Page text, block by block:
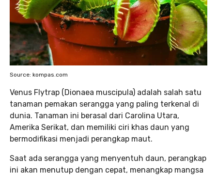
Source: kompas.com
Venus Flytrap (Dionaea muscipula) adalah salah satu
tanaman pemakan serangga yang paling terkenal di
dunia. Tanaman ini berasal dari Carolina Utara,
Amerika Serikat, dan memiliki ciri khas daun yang
bermodifikasi menjadi perangkap maut.
Saat ada serangga yang menyentuh daun, perangkap
ini akan menutup dengan cepat, menangkap mangsa